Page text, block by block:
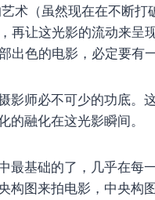
术（虽然现在在不断
再让这光影的流动来呈
出色的电影，必定要有
影师必不可少的功底。
的融化在这光影瞬间。
最基础的了，几乎在每
构图来拍电影，中央构